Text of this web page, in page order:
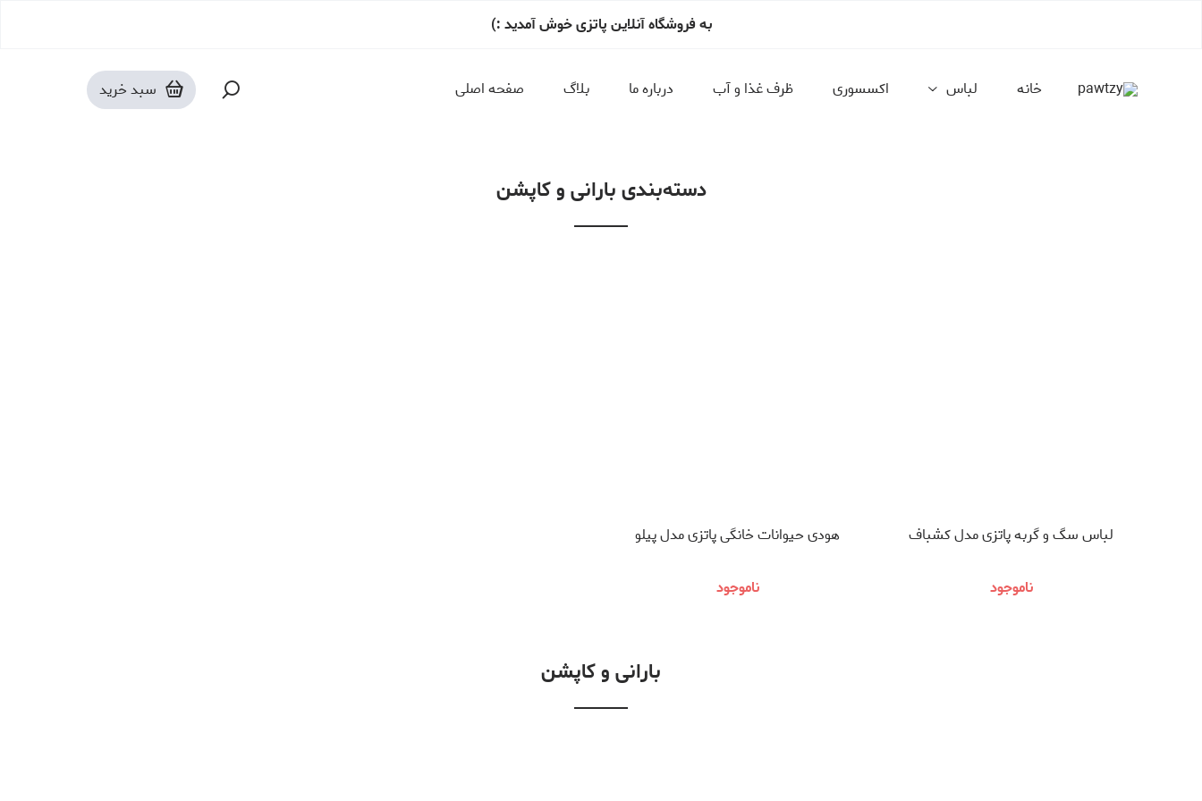
به فروشگاه آنلاین پاتزی خوش آمدید :)
خانه لباس اکسسوری ظرف غذا و آب درباره ما بلاگ صفحه اصلی سبد خرید
دسته‌بندی بارانی و کاپشن
لباس سگ و گربه پاتزی مدل کشباف
ناموجود
هودی حیوانات خانگی پاتزی مدل پیلو
ناموجود
بارانی و کاپشن